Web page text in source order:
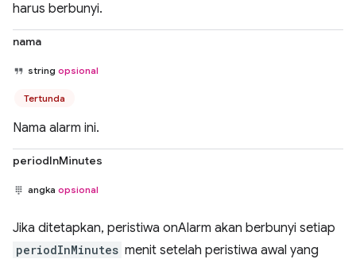
harus berbunyi.
nama
string opsional
Tertunda
Nama alarm ini.
periodInMinutes
angka opsional
Jika ditetapkan, peristiwa onAlarm akan berbunyi setiap
periodInMinutes menit setelah peristiwa awal yang